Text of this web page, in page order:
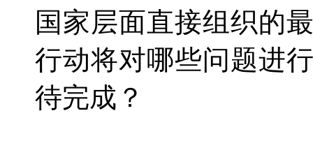
国家层面直接组织的
行动将对哪些问题进
待完成？